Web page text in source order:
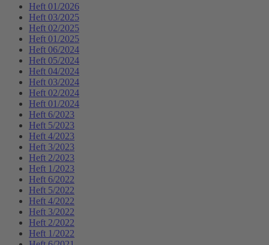
Heft 01/2026
Heft 03/2025
Heft 02/2025
Heft 01/2025
Heft 06/2024
Heft 05/2024
Heft 04/2024
Heft 03/2024
Heft 02/2024
Heft 01/2024
Heft 6/2023
Heft 5/2023
Heft 4/2023
Heft 3/2023
Heft 2/2023
Heft 1/2023
Heft 6/2022
Heft 5/2022
Heft 4/2022
Heft 3/2022
Heft 2/2022
Heft 1/2022